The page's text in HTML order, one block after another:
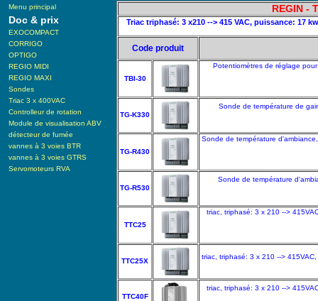
Menu principal
Doc & prix
EXOCOMPACT
CORRIGO
OPTIGO
REGIO MIDI
REGIO MAXI
Sondes
Triac 3 x 400VAC
Controlleur de rotation
Module de visualisation ABV
détecteur de fumée
vannes à 3 voies BTR
vannes à 3 voies GTRS
Servomoteurs RVA
REGIN -
Triac triphasé: 3 x210 --> 415 VAC, puissance: 17
Code produit
TBI-30
Potentiomètres de réglage
TG-K330
Sonde de température de
TG-R430
Sonde de température
TG-R530
Sonde de température
TTC25
triac, triphasé: 3 x 210 -->
TTC25X
triac, triphasé: 3 x 210 -->
TTC40F
triac, triphasé: 3 x 210 -->